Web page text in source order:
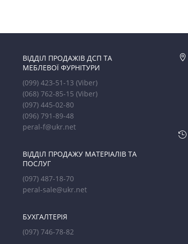
ВІДДІЛ ПРОДАЖІВ ДСП ТА
МЕБЛЕВОЇ ФУРНІТУРИ
(099) 423-51-13(Viber)
(068) 762-85-15(Viber)
(097) 445-02-80
(096) 791-89-48
peral-f@ukr.net
ВІДДІЛ ПРОДАЖУ МАТЕРІАЛІВ ТА
ПОСЛУГ
(097) 487-18-70
peral-sale@ukr.net
БУХГАЛТЕРІЯ
(097) 746-78-82

